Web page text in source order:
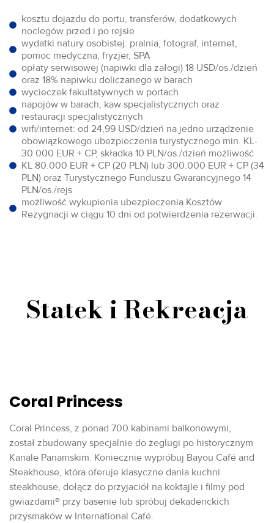
kosztu dojazdu do portu, transferów, dodatkowych
noclegów przed i po rejsie
wydatki natury osobistej: pralnia, fotograf, internet,
pomoc medyczna, fryzjer, SPA
opłaty serwisowej (napiwki dla załogi) 18 USD/os./dzień
oraz 18% napiwku doliczanego w barach
wycieczek fakultatywnych w portach
napojów w barach, kaw specjalistycznych oraz
restauracji specjalistycznych
wifi/internet: od 24,99 USD/dzień na jedno urządzenie
obowiązkowego ubezpieczenia turystycznego min. KL-
30.000 EUR + CP, składka 10 PLN/os./dzień możliwość
KL 80.000 EUR + CP (20 PLN) lub 300.000 EUR + CP (34
PLN) oraz Turystycznego Funduszu Gwarancyjnego 14
PLN/os./rejs
możliwość wykupienia ubezpieczenia Kosztów
Rezygnacji w ciągu 10 dni od potwierdzenia rezerwacji.
Statek i Rekreacja
Coral Princess
Coral Princess, z ponad 700 kabinami balkonowymi,
został zbudowany specjalnie do żeglugi po historycznym
Kanale Panamskim. Koniecznie wypróbuj Bayou Café and
Steakhouse, która oferuje klasyczne dania kuchni
steakhouse, dołącz do przyjaciół na koktajle i filmy pod
gwiazdami® przy basenie lub spróbuj dekadenckich
przysmaków w International Café.